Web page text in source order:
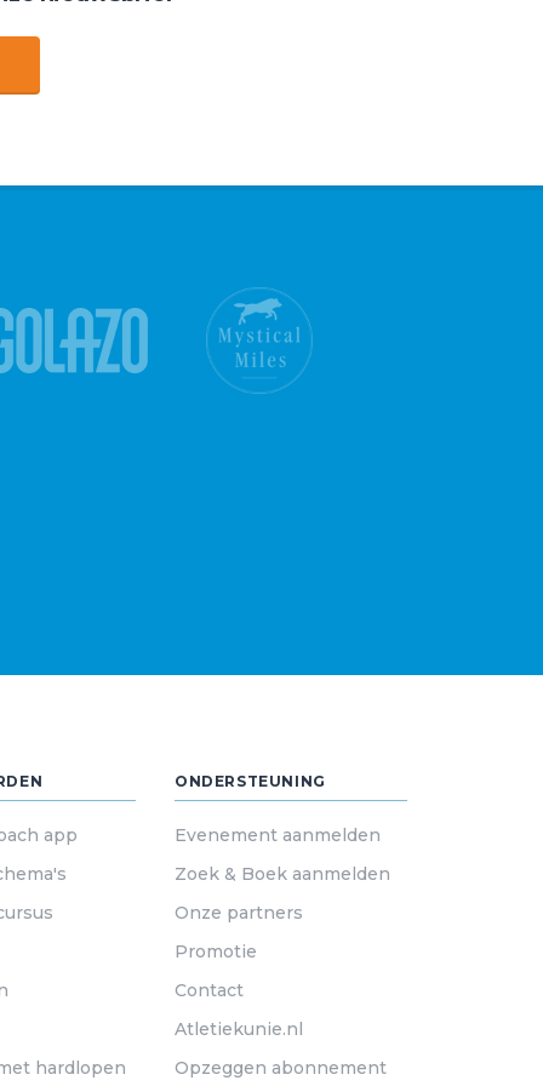
app
hardlopen
ONDERSTEUNING
Evenement aanmelden
Zoek & Boek aanmelden
Onze partners
Promotie
Contact
Atletiekunie.nl
Opzeggen abonnement